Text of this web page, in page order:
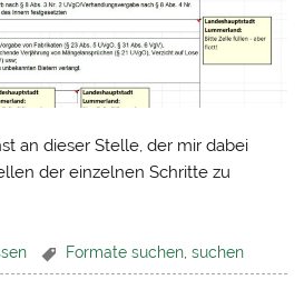
an dieser Stelle, der mir dabei
der einzelnen Schritte zu
Formate suchen ,suchen